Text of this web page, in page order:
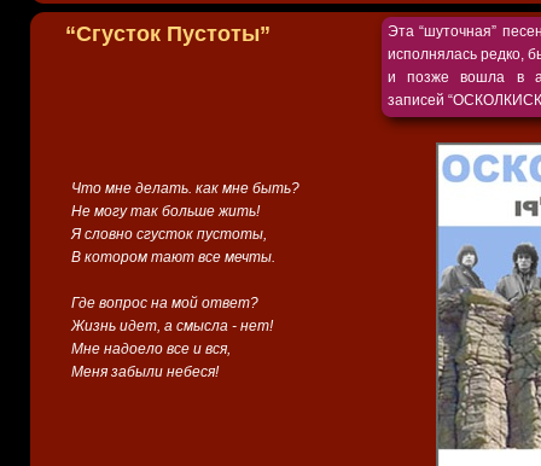
Эта “шуточная”
исполнялась редко,
и позже вошла в
записей
Что мне делать. как мне быть?
Не могу так больше жить!
Я словно сгусток пустоты,
В котором тают все мечты.
Где вопрос на мой ответ?
Жизнь идет, а смысла - нет!
Мне надоело все и вся,
Меня забыли небеся!
“Сгусток Пустоты”